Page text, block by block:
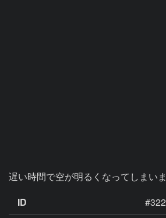
遅い時間で空が明るくなってしまい
ID